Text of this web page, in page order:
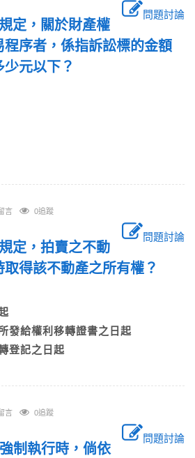
問題討論
定，關於財產權
序者，係指訴訟標的金額
少元以下？
言 0追蹤
問題討論
定，拍賣之不動
取得該不動產之所有權？
起
發給權利移轉證書之日起
登記之日起
言 0追蹤
問題討論
制執行時，倘依